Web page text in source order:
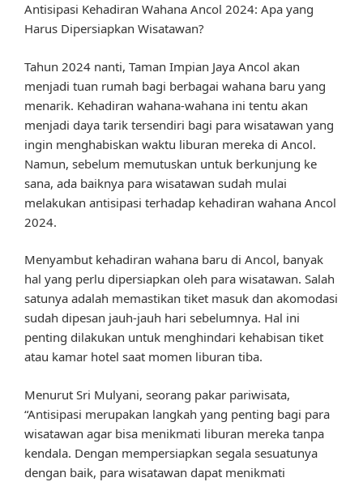
Antisipasi Kehadiran Wahana Ancol 2024: Apa yang
Harus Dipersiapkan Wisatawan?
Tahun 2024 nanti, Taman Impian Jaya Ancol akan
menjadi tuan rumah bagi berbagai wahana baru yang
menarik. Kehadiran wahana-wahana ini tentu akan
menjadi daya tarik tersendiri bagi para wisatawan yang
ingin menghabiskan waktu liburan mereka di Ancol.
Namun, sebelum memutuskan untuk berkunjung ke
sana, ada baiknya para wisatawan sudah mulai
melakukan antisipasi terhadap kehadiran wahana Ancol
2024.
Menyambut kehadiran wahana baru di Ancol, banyak
hal yang perlu dipersiapkan oleh para wisatawan. Salah
satunya adalah memastikan tiket masuk dan akomodasi
sudah dipesan jauh-jauh hari sebelumnya. Hal ini
penting dilakukan untuk menghindari kehabisan tiket
atau kamar hotel saat momen liburan tiba.
Menurut Sri Mulyani, seorang pakar pariwisata,
“Antisipasi merupakan langkah yang penting bagi para
wisatawan agar bisa menikmati liburan mereka tanpa
kendala. Dengan mempersiapkan segala sesuatunya
dengan baik, para wisatawan dapat menikmati